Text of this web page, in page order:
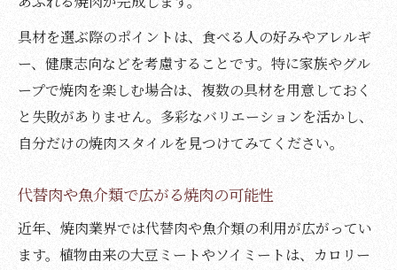
具材を選ぶ際のポイントは、食べる人の好みやアレルギ
ー、健康志向などを考慮することです。特に家族やグル
ープで焼肉を楽しむ場合は、複数の具材を用意しておく
と失敗がありません。多彩なバリエーションを活かし、
自分だけの焼肉スタイルを見つけてみてください。
代替肉や魚介類で広がる焼肉の可能性
近年、焼肉業界では代替肉や魚介類の利用が広がってい
ます。植物由来の大豆ミートやソイミートは、カロリー